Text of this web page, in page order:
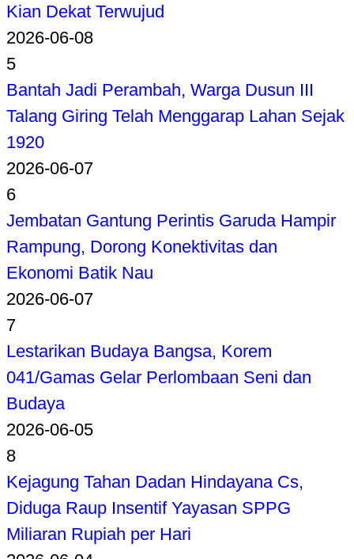
Kian Dekat Terwujud
2026-06-08
5
Bantah Jadi Perambah, Warga Dusun III
Talang Giring Telah Menggarap Lahan Sejak
1920
2026-06-07
6
Jembatan Gantung Perintis Garuda Hampir
Rampung, Dorong Konektivitas dan
Ekonomi Batik Nau
2026-06-07
7
Lestarikan Budaya Bangsa, Korem
041/Gamas Gelar Perlombaan Seni dan
Budaya
2026-06-05
8
Kejagung Tahan Dadan Hindayana Cs,
Diduga Raup Insentif Yayasan SPPG
Miliaran Rupiah per Hari